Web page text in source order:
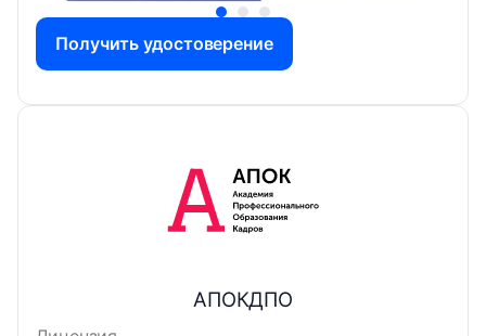
Получить удостоверение
АПОКДПО